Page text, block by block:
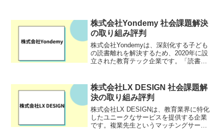
株式会社Yondemy 社会課題解決
の取り組み評判
株式会社Yondemyは、深刻化する子ども
の読書離れを解決するため、2020年に設
立された教育テック企業です。「読書は
教育読書を提供しています。子どもたち
が読書に楽し...
株式会社LX DESIGN 社会課題解
決の取り組み評判
株式会社LX DESIGNは、教育業界に特化
したユニークなサービスを提供する企業
です。複業先生というマッチングサービ